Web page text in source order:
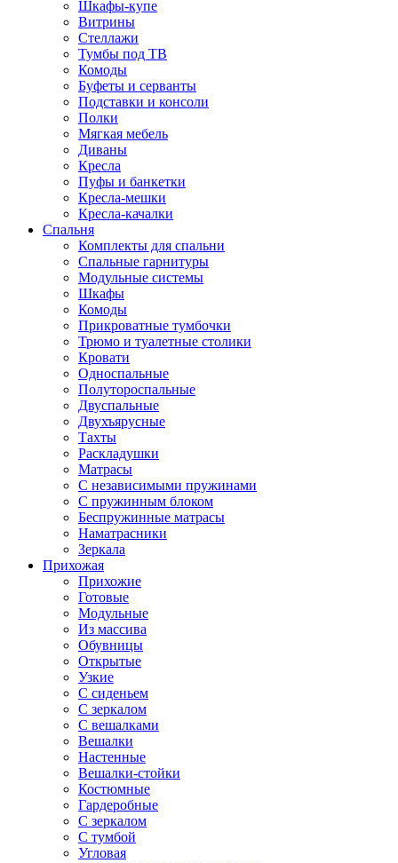
Шкафы-купе
Витрины
Стеллажи
Тумбы под ТВ
Комоды
Буфеты и серванты
Подставки и консоли
Полки
Мягкая мебель
Диваны
Кресла
Пуфы и банкетки
Кресла-мешки
Кресла-качалки
Спальня
Комплекты для спальни
Спальные гарнитуры
Модульные системы
Шкафы
Комоды
Прикроватные тумбочки
Трюмо и туалетные столики
Кровати
Односпальные
Полутороспальные
Двуспальные
Двухъярусные
Тахты
Раскладушки
Матрасы
С независимыми пружинами
С пружинным блоком
Беспружинные матрасы
Наматрасники
Зеркала
Прихожая
Прихожие
Готовые
Модульные
Из массива
Обувницы
Открытые
Узкие
С сиденьем
С зеркалом
С вешалками
Вешалки
Настенные
Вешалки-стойки
Костюмные
Гардеробные
С зеркалом
С тумбой
Угловая